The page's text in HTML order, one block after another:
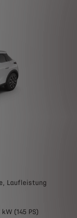
Laufleistung
(145 PS)